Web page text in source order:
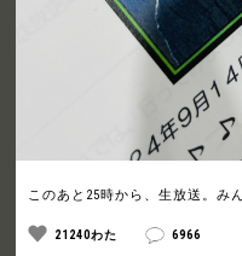
このあと25時から、生放送。み
21240わた 6966